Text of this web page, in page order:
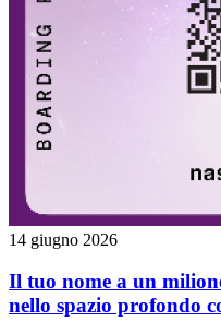
14 giugno 2026
Il tuo nome a un
nello spazio profondo